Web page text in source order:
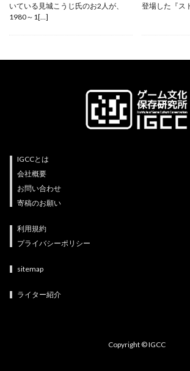
いている見城こうじ氏のお2人が、
1980～1[…]
登場した『ス
IGCCとは
会社概要
お問い合わせ
寄稿のお願い
利用規約
プライバシーポリシー
sitemap
ライター紹介
Copyright © IGCC